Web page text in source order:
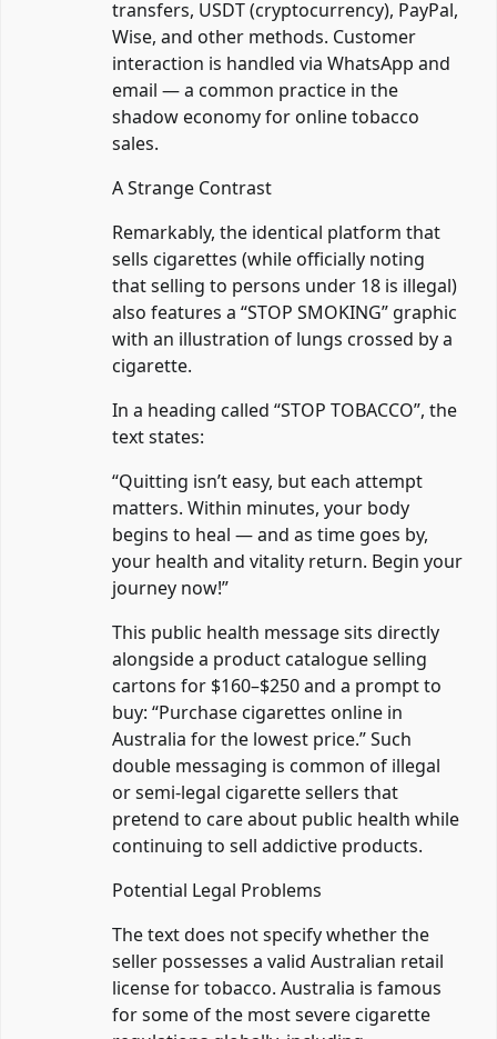
transfers, USDT (cryptocurrency), PayPal,
Wise, and other methods. Customer
interaction is handled via WhatsApp and
email — a common practice in the
shadow economy for online tobacco
sales.
A Strange Contrast
Remarkably, the identical platform that
sells cigarettes (while officially noting
that selling to persons under 18 is illegal)
also features a “STOP SMOKING” graphic
with an illustration of lungs crossed by a
cigarette.
In a heading called “STOP TOBACCO”, the
text states:
“Quitting isn’t easy, but each attempt
matters. Within minutes, your body
begins to heal — and as time goes by,
your health and vitality return. Begin your
journey now!”
This public health message sits directly
alongside a product catalogue selling
cartons for $160–$250 and a prompt to
buy: “Purchase cigarettes online in
Australia for the lowest price.” Such
double messaging is common of illegal
or semi-legal cigarette sellers that
pretend to care about public health while
continuing to sell addictive products.
Potential Legal Problems
The text does not specify whether the
seller possesses a valid Australian retail
license for tobacco. Australia is famous
for some of the most severe cigarette